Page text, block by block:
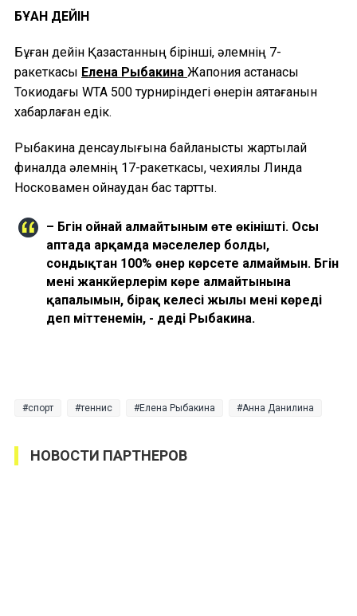
БҰҒАН ДЕЙІН
Бұған дейін Қазақстанның бірінші, әлемнің 7-
ракеткасы Елена Рыбакина Жапония астанасы
Токиодағы WTA 500 турниріндегі өнерін аяқтағанын
хабарлаған едік.
Рыбакина денсаулығына байланысты жартылай
финалда әлемнің 17-ракеткасы, чехиялық Линда
Носковамен ойнаудан бас тартты.
– Бүгін ойнай алмайтыным өте өкінішті. Осы
аптада арқамда мәселелер болды,
сондықтан 100% өнер көрсете алмаймын. Бүгін
мені жанкүйерлерім көре алмайтынына
қапалымын, бірақ келесі жылы мені көреді
деп үміттенемін, - деді Рыбакина.
спорт теннис Елена Рыбакина Анна Данилина
НОВОСТИ ПАРТНЕРОВ